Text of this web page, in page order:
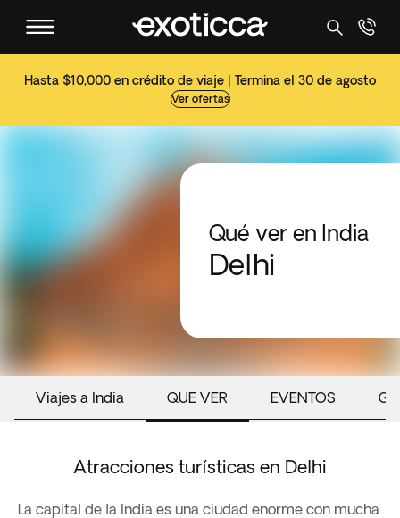
Hasta $10,000 en crédito de viaje | Termina el 30 de agosto
Ver ofertas
Qué ver en India
Delhi
Viajes a India QUE VER EVENTOS
Atracciones turísticas en Delhi
La capital de la India es una ciudad enorme con mucha